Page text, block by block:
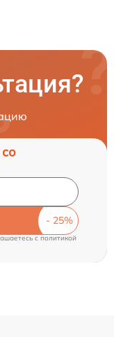
cполитикой